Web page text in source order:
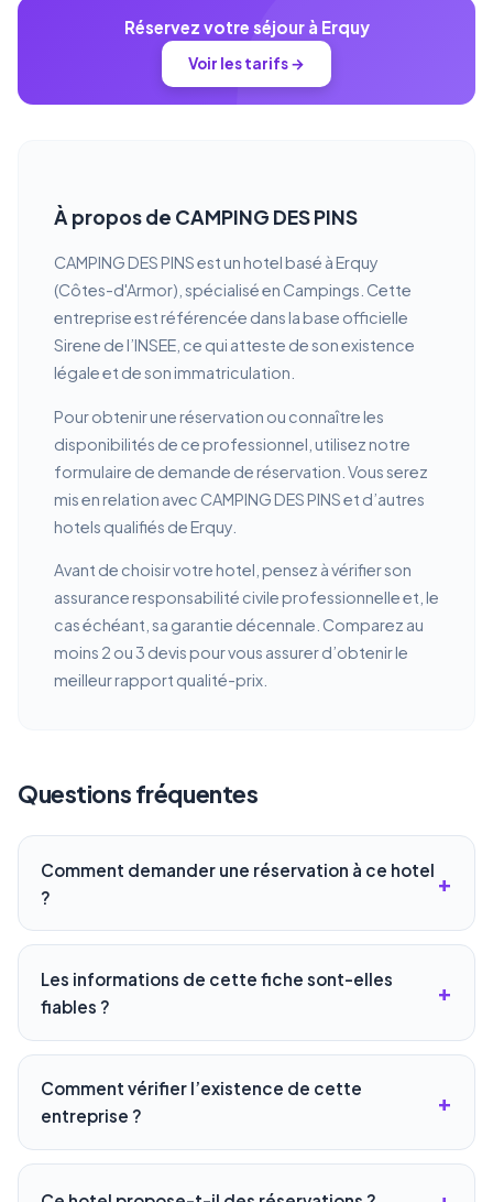
Réservez votre séjour à Erquy
Voir les tarifs →
À propos de CAMPING DES PINS
CAMPING DES PINS est un hotel basé à Erquy
(Côtes-d'Armor), spécialisé en Campings. Cette
entreprise est référencée dans la base officielle
Sirene de l’INSEE, ce qui atteste de son existence
légale et de son immatriculation.
Pour obtenir une réservation ou connaître les
disponibilités de ce professionnel, utilisez notre
formulaire de demande de réservation. Vous serez
mis en relation avec CAMPING DES PINS et d’autres
hotels qualifiés de Erquy.
Avant de choisir votre hotel, pensez à vérifier son
assurance responsabilité civile professionnelle et, le
cas échéant, sa garantie décennale. Comparez au
moins 2 ou 3 devis pour vous assurer d’obtenir le
meilleur rapport qualité-prix.
Questions fréquentes
Comment demander une réservation à ce hotel
?
Les informations de cette fiche sont-elles
fiables ?
Comment vérifier l’existence de cette
entreprise ?